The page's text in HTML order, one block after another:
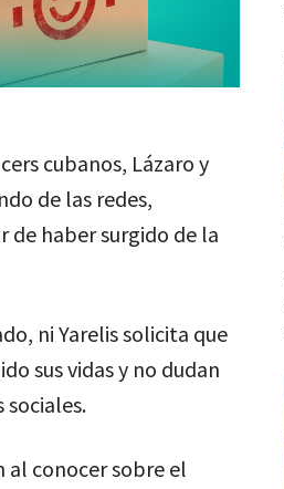
cubanos, Lázaro y
de las redes,
de haber surgido de la
ni Yarelis solicita que
sus vidas y no dudan
sociales.
al conocer sobre el